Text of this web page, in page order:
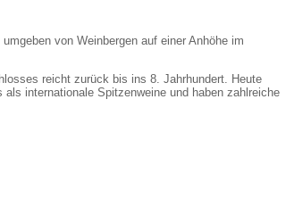
von Weinbergen auf einer Anhöhe im
reicht zurück bis ins 8. Jahrhundert. Heute
internationale Spitzenweine und haben zahlreiche